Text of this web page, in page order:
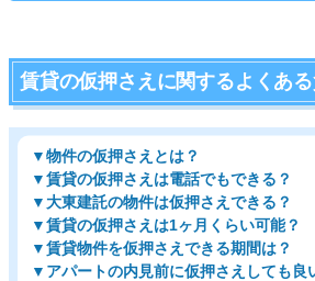
賃貸の仮押さえに関するよくあ
▼物件の仮押さえとは？
▼賃貸の仮押さえは電話でもできる？
▼大東建託の物件は仮押さえできる？
▼賃貸の仮押さえは1ヶ月くらい可能？
▼賃貸物件を仮押さえできる期間は？
▼アパートの内見前に仮押さえしても良